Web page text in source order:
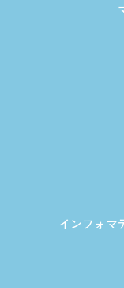
インフォマ